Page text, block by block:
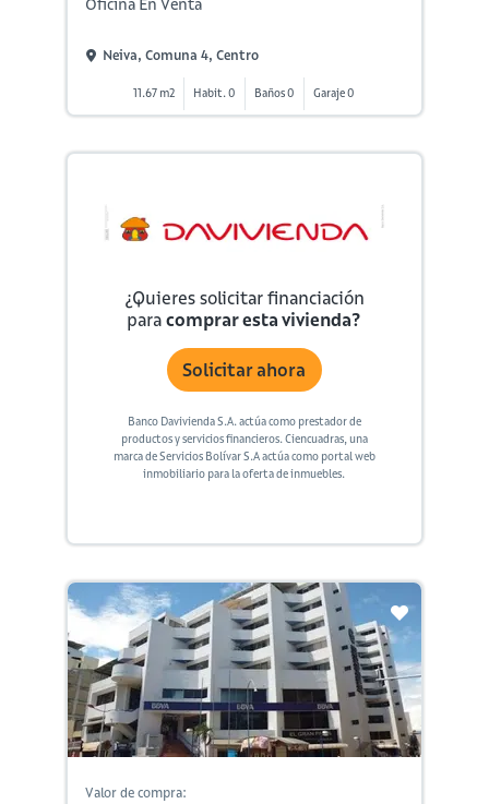
Oficina En Venta
Neiva, Comuna 4, Centro
11.67 m2 Habit. 0 Baños 0 Garaje 0
¿Quieres solicitar financiación
paracomprar esta vivienda?
Solicitar ahora
Banco Davivienda S.A. actúa como prestador de
productos y servicios financieros. Ciencuadras, una
marca de Servicios Bolívar S.A actúa como portal web
inmobiliario para la oferta de inmuebles.
Valor de compra: